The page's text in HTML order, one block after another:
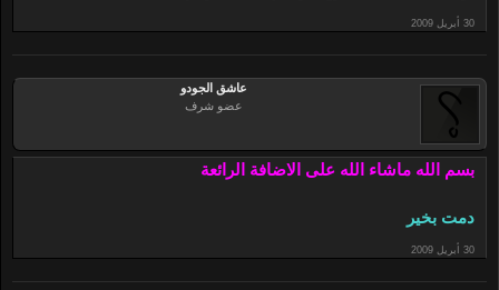
عاشق الجودو
عضو شرف
بسم الله ماشاء الله على الاضافة الرائعة
دمت بخير